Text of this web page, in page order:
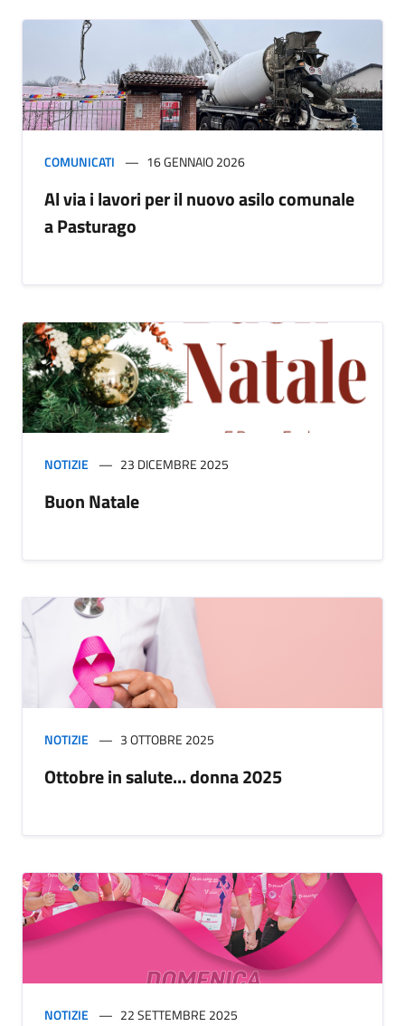
COMUNICATI 16 GENNAIO 2026
Al via i lavori per il nuovo asilo comunale
a Pasturago
NOTIZIE 23 DICEMBRE 2025
Buon Natale
NOTIZIE 3 OTTOBRE 2025
Ottobre in salute… donna 2025
NOTIZIE 22 SETTEMBRE 2025